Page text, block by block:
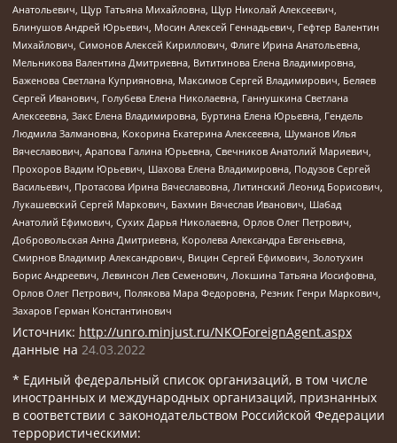
Анатольевич, Щур Татьяна Михайловна, Щур Николай Алексеевич,
Блинушов Андрей Юрьевич, Мосин Алексей Геннадьевич, Гефтер Валентин
Михайлович, Симонов Алексей Кириллович, Флиге Ирина Анатольевна,
Мельникова Валентина Дмитриевна, Вититинова Елена Владимировна,
Баженова Светлана Куприяновна, Максимов Сергей Владимирович, Беляев
Сергей Иванович, Голубева Елена Николаевна, Ганнушкина Светлана
Алексеевна, Закс Елена Владимировна, Буртина Елена Юрьевна, Гендель
Людмила Залмановна, Кокорина Екатерина Алексеевна, Шуманов Илья
Вячеславович, Арапова Галина Юрьевна, Свечников Анатолий Мариевич,
Прохоров Вадим Юрьевич, Шахова Елена Владимировна, Подузов Сергей
Васильевич, Протасова Ирина Вячеславовна, Литинский Леонид Борисович,
Лукашевский Сергей Маркович, Бахмин Вячеслав Иванович, Шабад
Анатолий Ефимович, Сухих Дарья Николаевна, Орлов Олег Петрович,
Добровольская Анна Дмитриевна, Королева Александра Евгеньевна,
Смирнов Владимир Александрович, Вицин Сергей Ефимович, Золотухин
Борис Андреевич, Левинсон Лев Семенович, Локшина Татьяна Иосифовна,
Орлов Олег Петрович, Полякова Мара Федоровна, Резник Генри Маркович,
Захаров Герман Константинович
Источник: http://unro.minjust.ru/NKOForeignAgent.aspx
данные на 24.03.2022
* Единый федеральный список организаций, в том числе
иностранных и международных организаций, признанных
в соответствии с законодательством Российской Федерации
террористическими: